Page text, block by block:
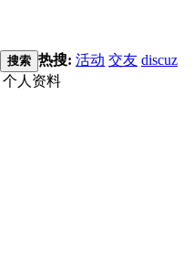
搜索 热搜: 活动 交友 discuz
个人资料